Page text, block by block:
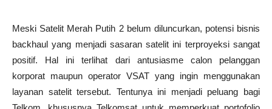
Meski Satelit Merah Putih 2 belum diluncurkan, potensi bisnis
backhaul yang menjadi sasaran satelit ini terproyeksi sangat
positif. Hal ini terlihat dari antusiasme calon pelanggan
korporat maupun operator VSAT yang ingin menggunakan
layanan satelit tersebut. Tentunya ini menjadi peluang bagi